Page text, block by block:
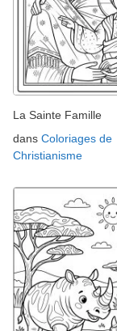
La Sainte Famille
dans Coloriages de
Christianisme